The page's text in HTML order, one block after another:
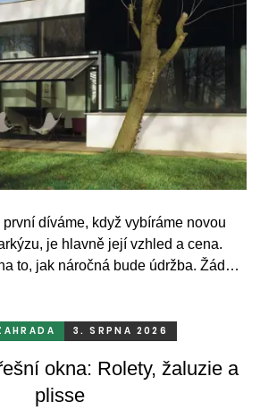
první díváme, když vybíráme novou
je hlavně její vzhled a cena.
to, jak náročná bude údržba. Žádný
a pylu, což se na něm dříve či
3. SRPNA 2026
okna: Rolety, žaluzie a
plisse